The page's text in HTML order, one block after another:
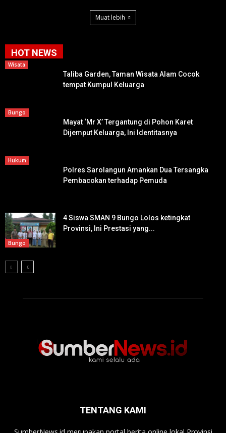
Muat lebih
HOT NEWS
Wisata
Taliba Garden, Taman Wisata Alam Cocok
tempat Kumpul Keluarga
Bungo
Mayat ‘Mr X’ Tergantung di Pohon Karet
Dijemput Keluarga, Ini Identitasnya
Hukum
Polres Sarolangun Amankan Dua Tersangka
Pembacokan terhadap Pemuda
Bungo
4 Siswa SMAN 9 Bungo Lolos ketingkat
Provinsi, Ini Prestasi yang...
TENTANG KAMI